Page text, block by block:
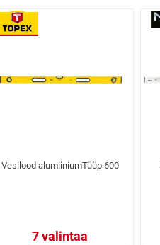
Vesilood alumiiniumTüüp 600
7 valintaa